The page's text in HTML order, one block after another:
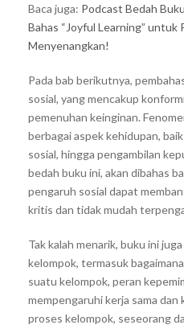
Baca juga: Podcast Bedah
Bahas “Joyful Learning”
Menyenangkan!
Pada bab berikutnya,
sosial, yang mencakup
pemenuhan keinginan.
berbagai aspek kehidupan,
sosial, hingga pengambilan
bedah buku ini, akan dibahas
pengaruh sosial dapat
kritis dan tidak mudah
Tak kalah menarik, buku ini
kelompok, termasuk
suatu kelompok, peran
mempengaruhi kerja sama
proses kelompok, seseorang